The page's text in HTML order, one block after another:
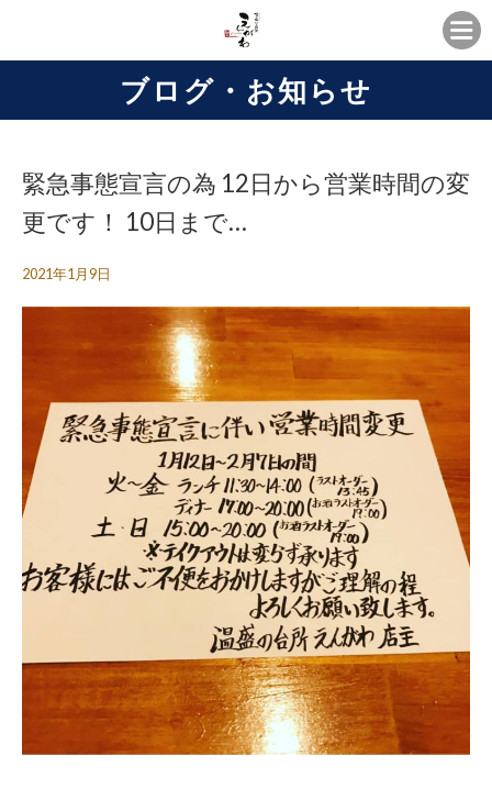
ブログ・お知らせ
緊急事態宣言の為 12日から営業時間の変
更です！ 10日まで…
2021年1月9日